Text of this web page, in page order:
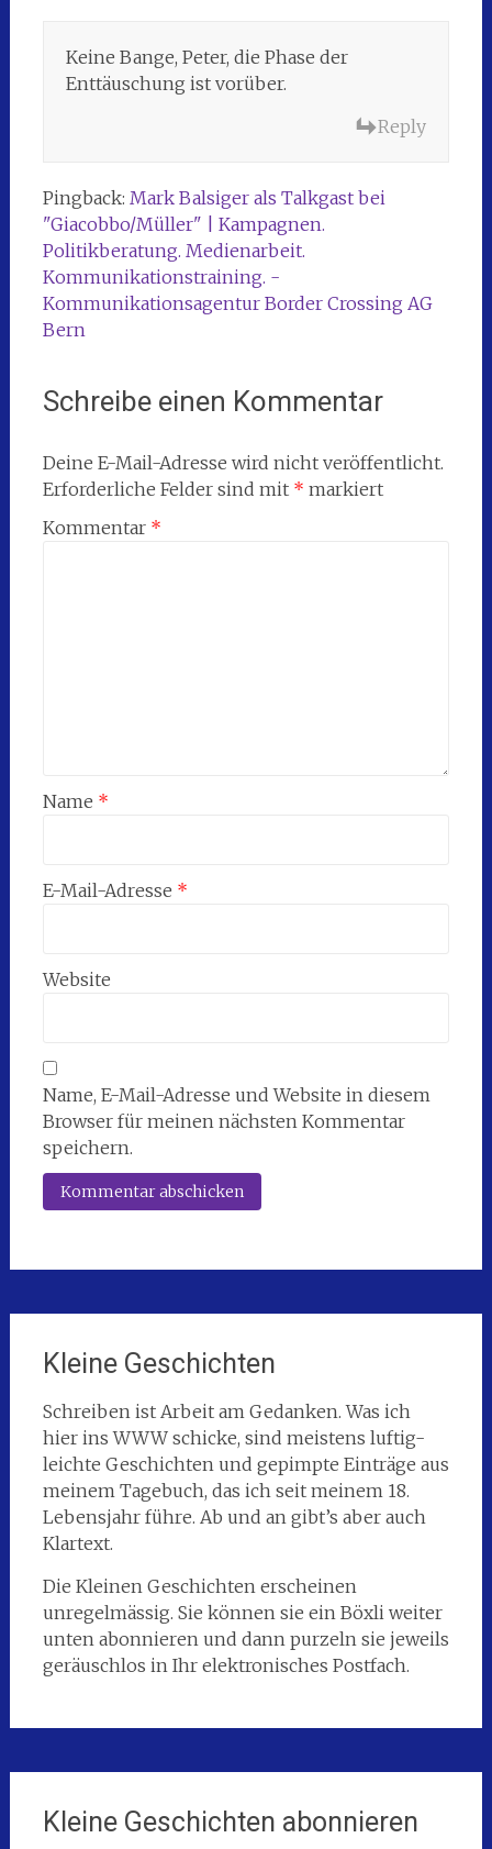
Keine Bange, Peter, die Phase der
Enttäuschung ist vorüber.
Reply
Pingback: Mark Balsiger als Talkgast bei
"Giacobbo/Müller" | Kampagnen.
Politikberatung. Medienarbeit.
Kommunikationstraining. -
Kommunikationsagentur Border Crossing AG
Bern
Schreibe einen Kommentar
Deine E-Mail-Adresse wird nicht veröffentlicht.
Erforderliche Felder sind mit * markiert
Kommentar *
Name *
E-Mail-Adresse *
Website
Name, E-Mail-Adresse und Website in diesem
Browser für meinen nächsten Kommentar
speichern.
Kleine Geschichten
Schreiben ist Arbeit am Gedanken. Was ich
hier ins WWW schicke, sind meistens luftig-
leichte Geschichten und gepimpte Einträge aus
meinem Tagebuch, das ich seit meinem 18.
Lebensjahr führe. Ab und an gibt’s aber auch
Klartext.
Die Kleinen Geschichten erscheinen
unregelmässig. Sie können sie ein Böxli weiter
unten abonnieren und dann purzeln sie jeweils
geräuschlos in Ihr elektronisches Postfach.
Kleine Geschichten abonnieren